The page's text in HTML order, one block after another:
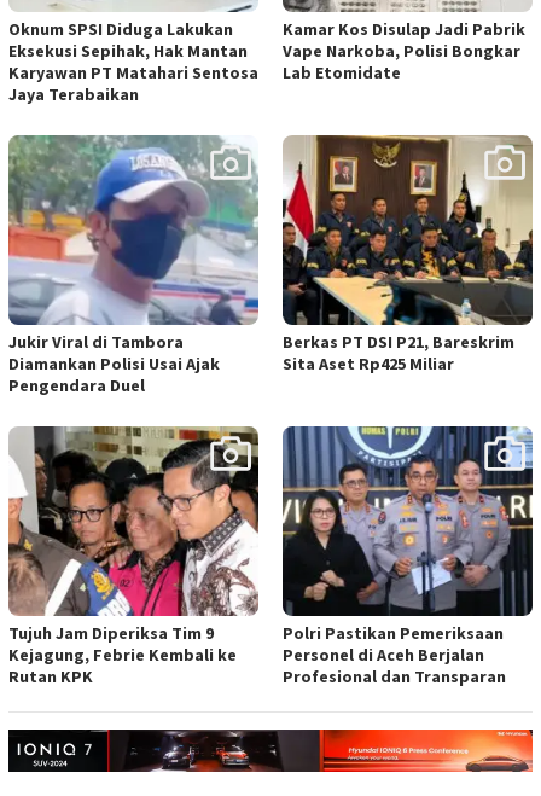
Oknum SPSI Diduga Lakukan
Eksekusi Sepihak, Hak Mantan
Karyawan PT Matahari Sentosa
Jaya Terabaikan
Kamar Kos Disulap Jadi Pabrik
Vape Narkoba, Polisi Bongkar
Lab Etomidate
Jukir Viral di Tambora
Diamankan Polisi Usai Ajak
Pengendara Duel
Berkas PT DSI P21, Bareskrim
Sita Aset Rp425 Miliar
Tujuh Jam Diperiksa Tim 9
Kejagung, Febrie Kembali ke
Rutan KPK
Polri Pastikan Pemeriksaan
Personel di Aceh Berjalan
Profesional dan Transparan